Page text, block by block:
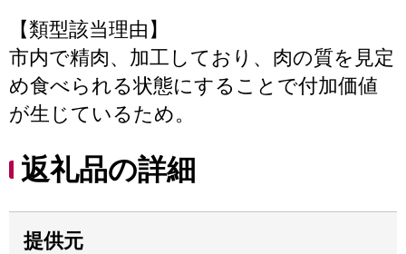
【類型該当理由】
市内で精肉、加工しており、肉の質を見定
め食べられる状態にすることで付加価値
が生じているため。
返礼品の詳細
提供元